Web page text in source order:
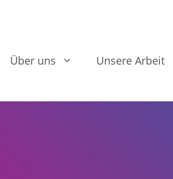
Über uns Unsere Arbeit